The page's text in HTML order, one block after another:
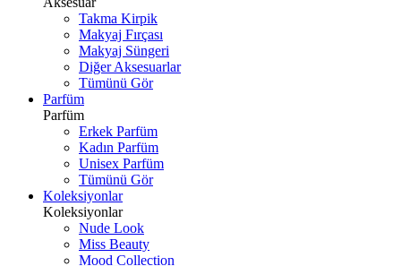
Takma Kirpik
Makyaj Fırçası
Makyaj Süngeri
Diğer Aksesuarlar
Tümünü Gör
Parfüm
Parfüm
Erkek Parfüm
Kadın Parfüm
Unisex Parfüm
Tümünü Gör
Koleksiyonlar
Koleksiyonlar
Nude Look
Miss Beauty
Mood Collection